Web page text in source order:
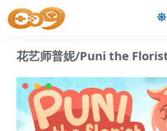
花艺师普妮/Puni the